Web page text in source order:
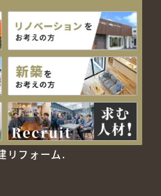
リフォーム.